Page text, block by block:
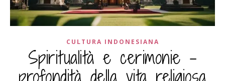
CULTURA INDONESIANA
Spiritualità e cerimonie –